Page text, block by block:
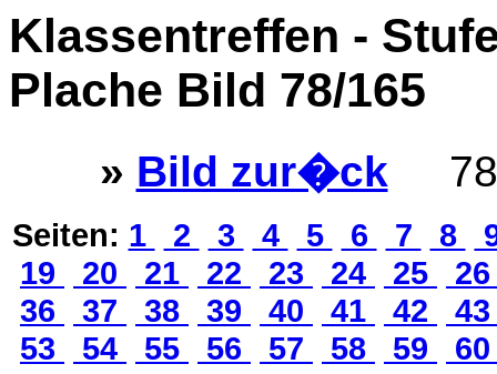
Klassentreffen -
Plache Bild 78/165
» Bild zur�ck
Seiten: 1 2 3 4 5 6 7 8
19
20 21 22 23 24 25
36
37 38 39 40 41 42
53
54 55 56 57 58 59